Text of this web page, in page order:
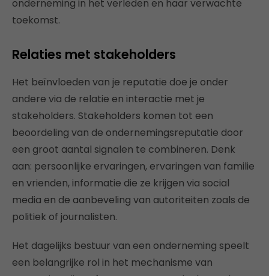
onderneming in het verleden en haar verwachte
toekomst.
Relaties met stakeholders
Het beïnvloeden van je reputatie doe je onder
andere via de relatie en interactie met je
stakeholders. Stakeholders komen tot een
beoordeling van de ondernemingsreputatie door
een groot aantal signalen te combineren. Denk
aan: persoonlijke ervaringen, ervaringen van familie
en vrienden, informatie die ze krijgen via social
media en de aanbeveling van autoriteiten zoals de
politiek of journalisten.
Het dagelijks bestuur van een onderneming speelt
een belangrijke rol in het mechanisme van